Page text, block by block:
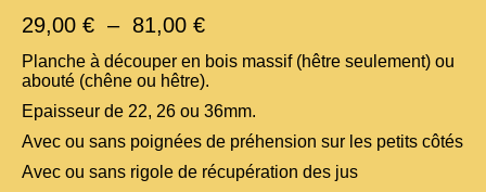
29,00 € – 81,00 €Plage
prix :
29,00 €
à
81,00 €
Planche à découper en bois massif (hêtre seulement) ou
abouté (chêne ou hêtre).
Epaisseur de 22, 26 ou 36mm.
Avec ou sans poignées de préhension sur les petits côtés
Avec ou sans rigole de récupération des jus